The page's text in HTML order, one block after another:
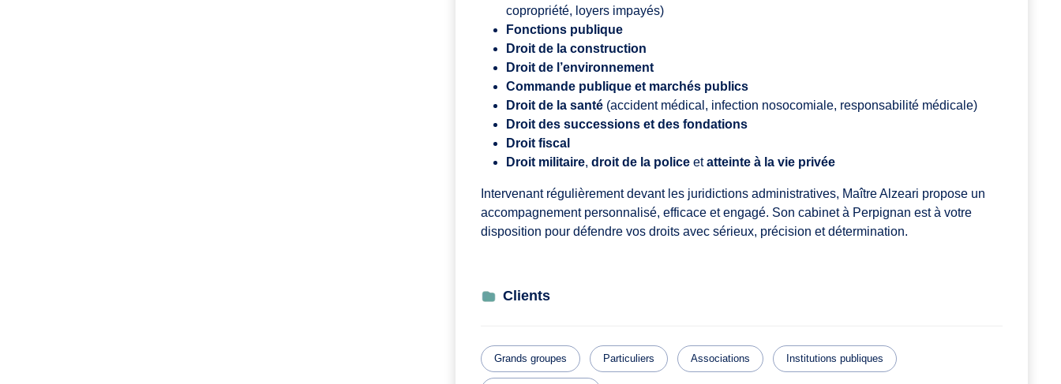
copropriété, loyers impayés)
Fonctions publique
Droit de la construction
Droit de l’environnement
Commande publique et marchés publics
Droit de la santé (accident médical, infection nosocomiale, responsabilité médicale)
Droit des successions et des fondations
Droit fiscal
Droit militaire, droit de la police etatteinte à la vie privée
Intervenant régulièrement devant les juridictions administratives, Maître Alzeari propose un
accompagnement personnalisé, efficace et engagé. Son cabinet à Perpignan est à votre
disposition pour défendre vos droits avec sérieux, précision et détermination.
Clients
Grands groupes Particuliers Associations Institutions publiques